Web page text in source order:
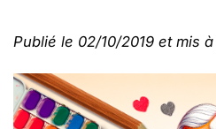
Publié le 02/10/2019 et mis